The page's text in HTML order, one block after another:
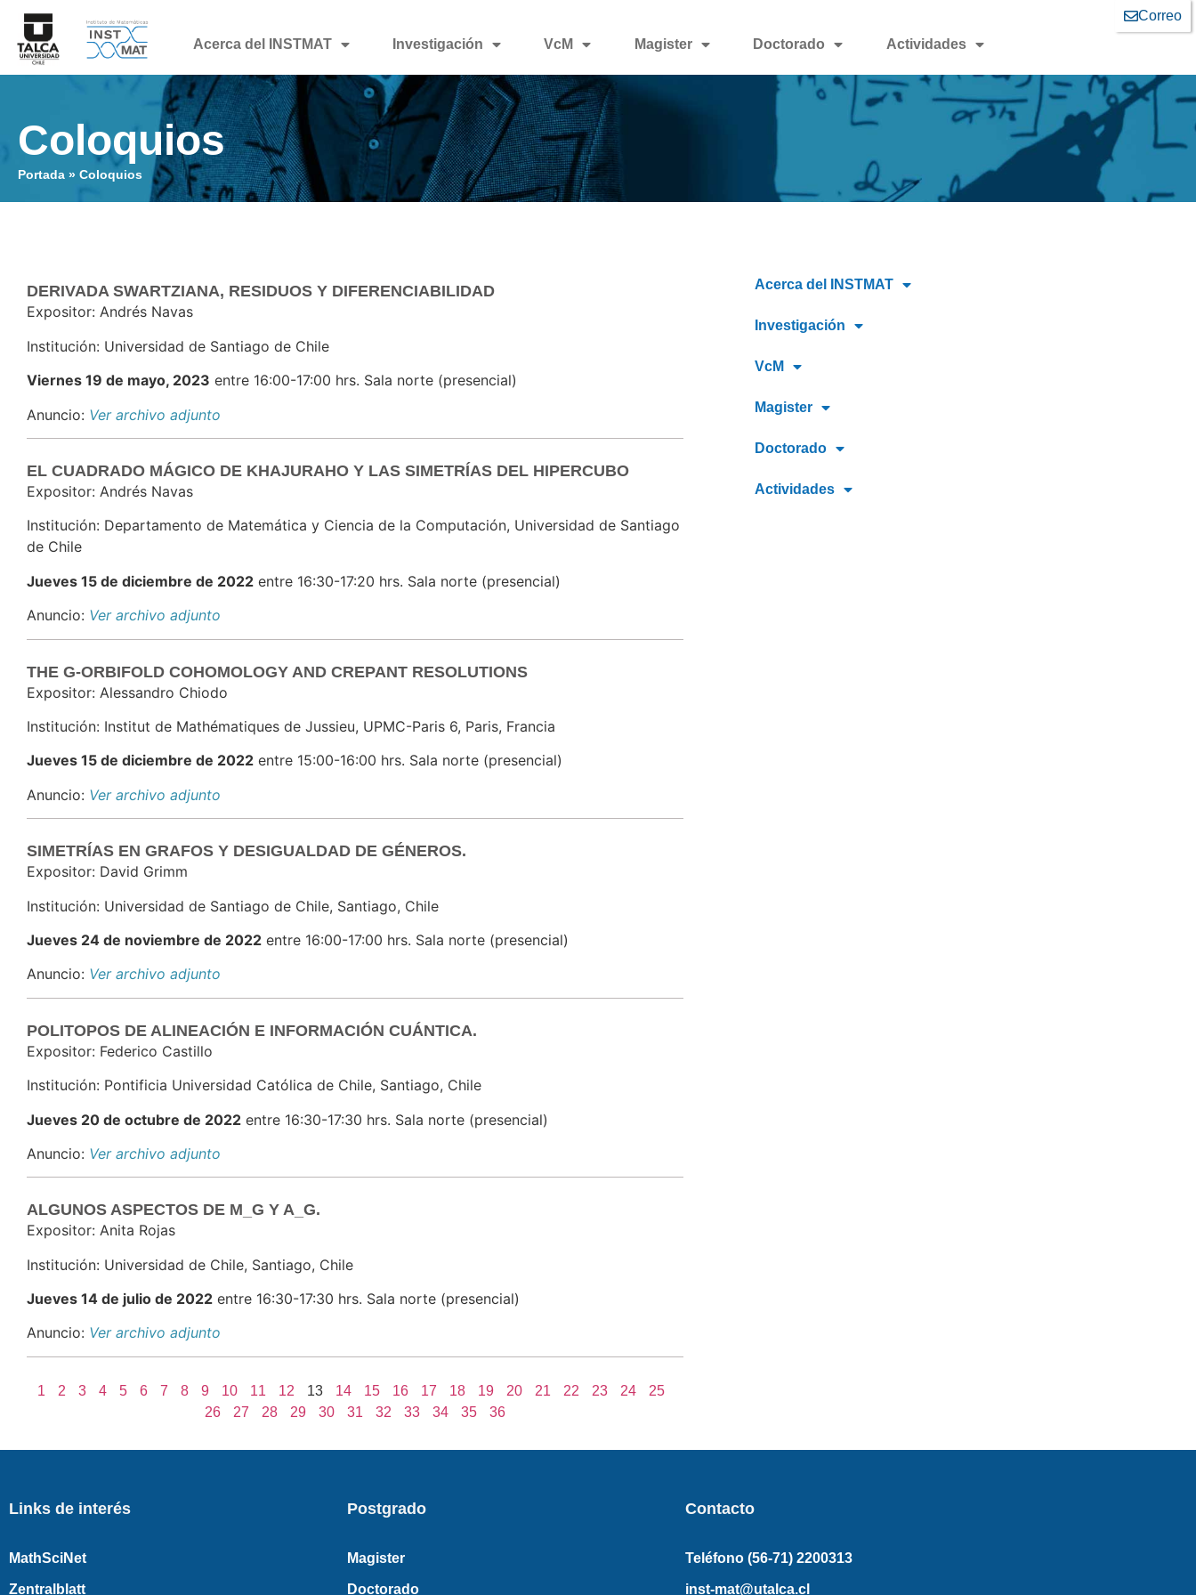
Correo
Acerca del INSTMAT
Investigación VcM Magister Doctorado Actividades
Coloquios
Portada » Coloquios
DERIVADA SWARTZIANA, RESIDUOS Y DIFERENCIABILIDAD
Expositor: Andrés Navas
Institución: Universidad de Santiago de Chile
Viernes 19 de mayo, 2023 entre 16:00-17:00 hrs. Sala norte (presencial)
Anuncio: Ver archivo adjunto
EL CUADRADO MÁGICO DE KHAJURAHO Y LAS SIMETRÍAS DEL HIPERCUBO
Expositor: Andrés Navas
Institución: Departamento de Matemática y Ciencia de la Computación, Universidad de Santiago
de Chile
Jueves 15 de diciembre de 2022 entre 16:30-17:20 hrs. Sala norte (presencial)
Anuncio: Ver archivo adjunto
THE G-ORBIFOLD COHOMOLOGY AND CREPANT RESOLUTIONS
Expositor: Alessandro Chiodo
Institución: Institut de Mathématiques de Jussieu, UPMC-Paris 6, Paris, Francia
Jueves 15 de diciembre de 2022 entre 15:00-16:00 hrs. Sala norte (presencial)
Anuncio: Ver archivo adjunto
SIMETRÍAS EN GRAFOS Y DESIGUALDAD DE GÉNEROS.
Expositor: David Grimm
Institución: Universidad de Santiago de Chile, Santiago, Chile
Jueves 24 de noviembre de 2022 entre 16:00-17:00 hrs. Sala norte (presencial)
Anuncio: Ver archivo adjunto
POLITOPOS DE ALINEACIÓN E INFORMACIÓN CUÁNTICA.
Expositor: Federico Castillo
Institución: Pontificia Universidad Católica de Chile, Santiago, Chile
Jueves 20 de octubre de 2022 entre 16:30-17:30 hrs. Sala norte (presencial)
Anuncio: Ver archivo adjunto
ALGUNOS ASPECTOS DE M_G Y A_G.
Expositor: Anita Rojas
Institución: Universidad de Chile, Santiago, Chile
Jueves 14 de julio de 2022 entre 16:30-17:30 hrs. Sala norte (presencial)
Anuncio: Ver archivo adjunto
1 2 3 4 5 6 7 8 9 10 11 12 13 14 15 16 17 18 19 20 21 22 23 24
25
26
27 28 29 30 31 32 33 34 35 36
Acerca del INSTMAT
Investigación
VcM
Magister
Doctorado
Actividades
Links de interés
MathSciNet
Zentralblatt
Postgrado
Magister
Doctorado
Contacto
Teléfono (56-71) 2200313
inst-mat@utalca.cl